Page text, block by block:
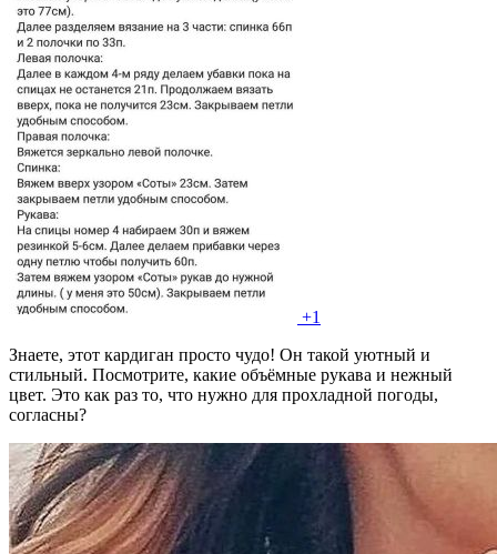
+1
Знаете, этот кардиган просто чудо! Он такой уютный и
стильный. Посмотрите, какие объёмные рукава и нежный
цвет. Это как раз то, что нужно для прохладной погоды,
согласны?